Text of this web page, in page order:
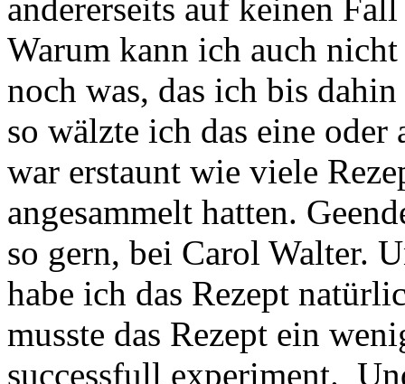
andererseits auf keinen
Warum kann ich auch
noch was, das ich bis
so wälzte ich das eine
war erstaunt wie viele
angesammelt hatten.
so gern, bei Carol Walter.
habe ich das Rezept
musste das Rezept ein
successfull experiment.